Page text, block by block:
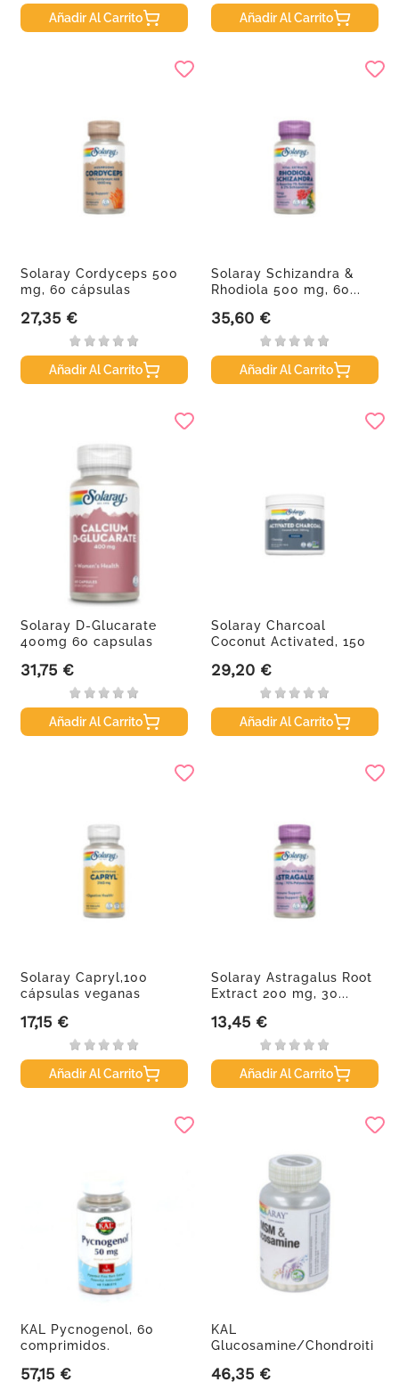
Añadir Al Carrito Añadir Al Carrito
Solaray Cordyceps 500
mg, 60 cápsulas
Precio
27,35 €
Añadir Al Carrito
Solaray Schizandra &
Rhodiola 500 mg, 60...
Precio
35,60 €
Añadir Al Carrito
Solaray D-Glucarate
400mg 60 capsulas
Precio
31,75 €
Añadir Al Carrito
Solaray Charcoal
Coconut Activated, 150
Precio
29,20 €
Añadir Al Carrito
Solaray Capryl,100
cápsulas veganas
Precio
17,15 €
Añadir Al Carrito
Solaray Astragalus Root
Extract 200 mg, 30...
Precio
13,45 €
Añadir Al Carrito
KAL Pycnogenol, 60
comprimidos.
Precio
57,15 €
KAL
Glucosamine/Chondroiti
comprimidos
Precio
46,35 €